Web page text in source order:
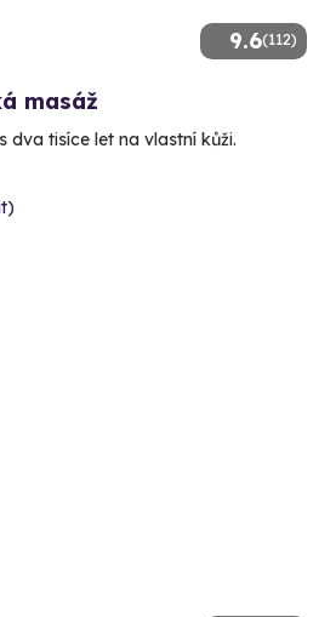
9.6(112)
masáž
dva tisíce let na vlastní kůži.